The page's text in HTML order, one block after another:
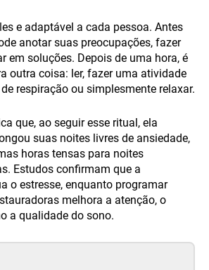
e adaptável a cada pessoa. Antes
anotar suas preocupações, fazer
em soluções. Depois de uma hora, é
outra coisa: ler, fazer uma atividade
respiração ou simplesmente relaxar.
que, ao seguir esse ritual, ela
suas noites livres de ansiedade,
horas tensas para noites
Estudos confirmam que a
o estresse, enquanto programar
melhora a atenção, o
a qualidade do sono.